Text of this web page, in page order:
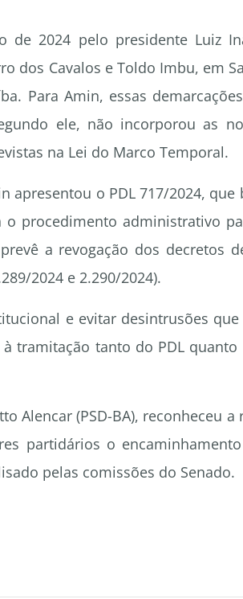
de 2024 pelo presidente Luiz
dos Cavalos e Toldo Imbu, em
Para Amin, essas
ele, não incorporou as
na Lei do Marco Temporal.
apresentou o PDL 717/2024, que
procedimento administrativo
a revogação dos decretos
2024 e 2.290/2024).
e evitar desintrusões
tramitação tanto do PDL quanto
Alencar (PSD-BA), reconheceu a
partidários o encaminhamento
pelas comissões do Senado.